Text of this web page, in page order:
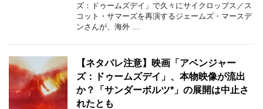
ズ：ドゥームズデイ」で久々にサイクロップス／ス
コット・サマーズを再演するジェームズ・マースデ
ンさんが、海外 …
【ネタバレ注意】映画「アベンジャー
ズ：ドゥームズデイ」、本物映像が流出
か？「サンダーボルツ*」の展開は中止さ
れたとも